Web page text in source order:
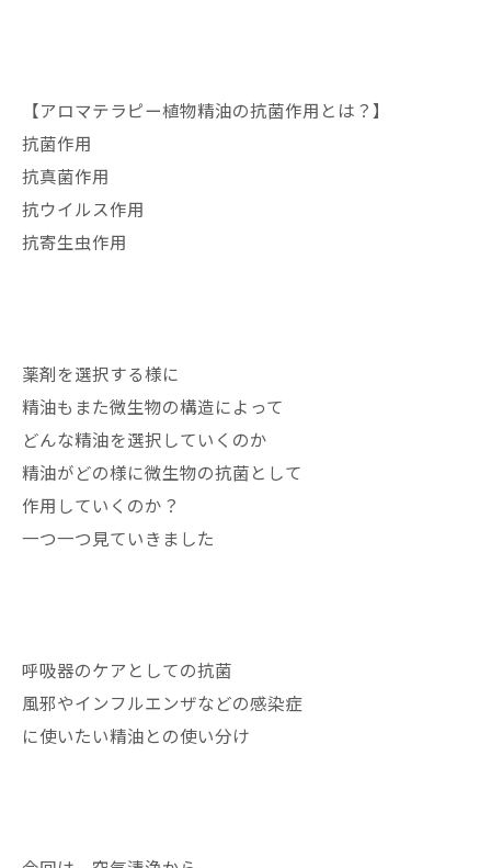
【アロマテラピー植物精油の抗菌作用とは？】
抗菌作用
抗真菌作用
抗ウイルス作用
抗寄生虫作用
薬剤を選択する様に
精油もまた微生物の構造によって
どんな精油を選択していくのか
精油がどの様に微生物の抗菌として
作用していくのか？
一つ一つ見ていきました
呼吸器のケアとしての抗菌
風邪やインフルエンザなどの感染症
に使いたい精油との使い分け